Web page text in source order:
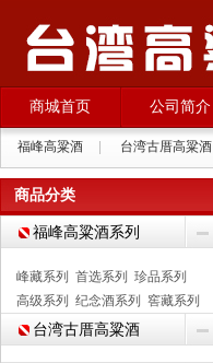
商城首页 公司简介
福峰高粱酒 台湾古厝高粱酒
商品分类
福峰高粱酒系列
峰藏系列 首选系列
珍品系列
高级系列
纪念酒系列 窖藏系列
台湾古厝高粱酒